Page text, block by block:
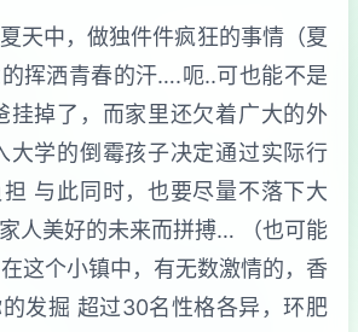
天中，做独件件疯狂的事情（夏
挥洒青春的汗….呃..可也能不是
挂掉了，而家里还欠着广大的外
大学的倒霉孩子决定通过实际行
与此同时，也要尽量不落下大
人美好的未来而拼搏… （也可能
这个小镇中，有无数激情的，香
发掘 超过30名性格各异，环肥